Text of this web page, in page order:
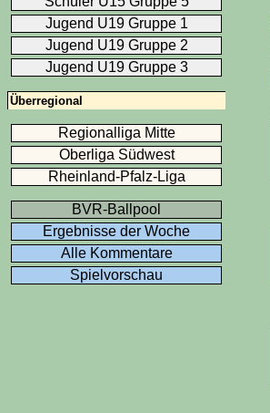
Jugend U19 Gruppe 1
Jugend U19 Gruppe 2
Jugend U19 Gruppe 3
Überregional
Regionalliga Mitte
Oberliga Südwest
Rheinland-Pfalz-Liga
BVR-Ballpool
Ergebnisse der Woche
Alle Kommentare
Spielvorschau